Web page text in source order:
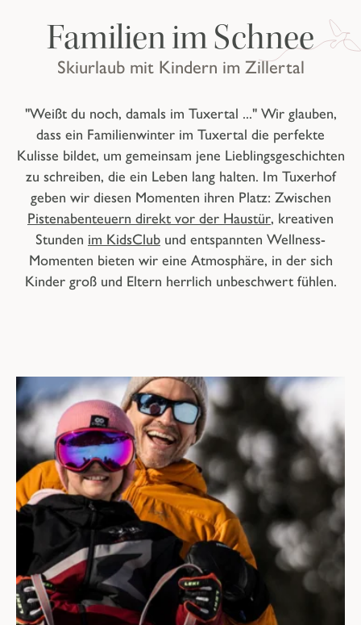
Skiurlaub mit Kindern im Zillertal
Familien im Schnee
"Weißt du noch, damals im Tuxertal ..." Wir glauben,
dass ein Familienwinter im Tuxertal die perfekte
Kulisse bildet, um gemeinsam jene Lieblingsgeschichten
zu schreiben, die ein Leben lang halten. Im Tuxerhof
geben wir diesen Momenten ihren Platz: Zwischen
Pistenabenteuern direkt vor der Haustür, kreativen
Stunden im KidsClub und entspannten Wellness-
Momenten bieten wir eine Atmosphäre, in der sich
Kinder groß und Eltern herrlich unbeschwert fühlen.